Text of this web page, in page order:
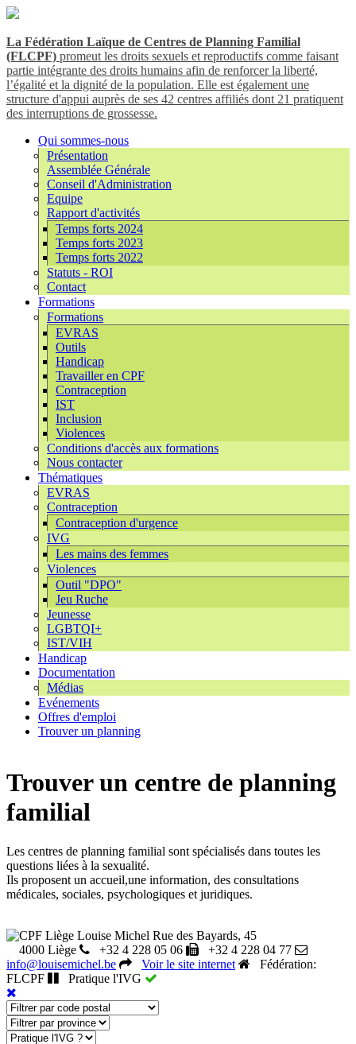
La Fédération Laïque de Centres de Planning Familial
(FLCPF) promeut les droits sexuels et reproductifs comme faisant
partie intégrante des droits humains afin de renforcer la liberté,
l’égalité et la dignité de la population. Elle est également une
structure d'appui auprès de ses 42 centres affiliés dont 21 pratiquent
des interruptions de grossesse.
Qui sommes-nous
Présentation
Assemblée Générale
Conseil d'Administration
Equipe
Rapport d'activités
Temps forts 2024
Temps forts 2023
Temps forts 2022
Statuts - ROI
Contact
Formations
Formations
EVRAS
Outils
Handicap
Travailler en CPF
Contraception
IST
Inclusion
Violences
Conditions d'accès aux formations
Nous contacter
Thématiques
EVRAS
Contraception
Contraception d'urgence
IVG
Les mains des femmes
Violences
Outil "DPO"
Jeu Ruche
Jeunesse
LGBTQI+
IST/VIH
Handicap
Documentation
Médias
Evénements
Offres d'emploi
Trouver un planning
Trouver un centre de planning
familial
Les centres de planning familial sont spécialisés dans toutes les
questions liées à la sexualité.
Ils proposent un accueil,une information, des consultations
médicales, sociales, psychologiques et juridiques.
CPF Liège Louise Michel Rue des Bayards, 45
4000 Liège
+32 4 228 05 06
+32 4 228 04 77
info@louisemichel.be
Voir le site internet
Fédération:
FLCPF
Pratique l'IVG